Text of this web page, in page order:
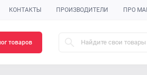
КОНТАКТЫ ПРОИЗВОДИТЕЛИ ПРО
товаров